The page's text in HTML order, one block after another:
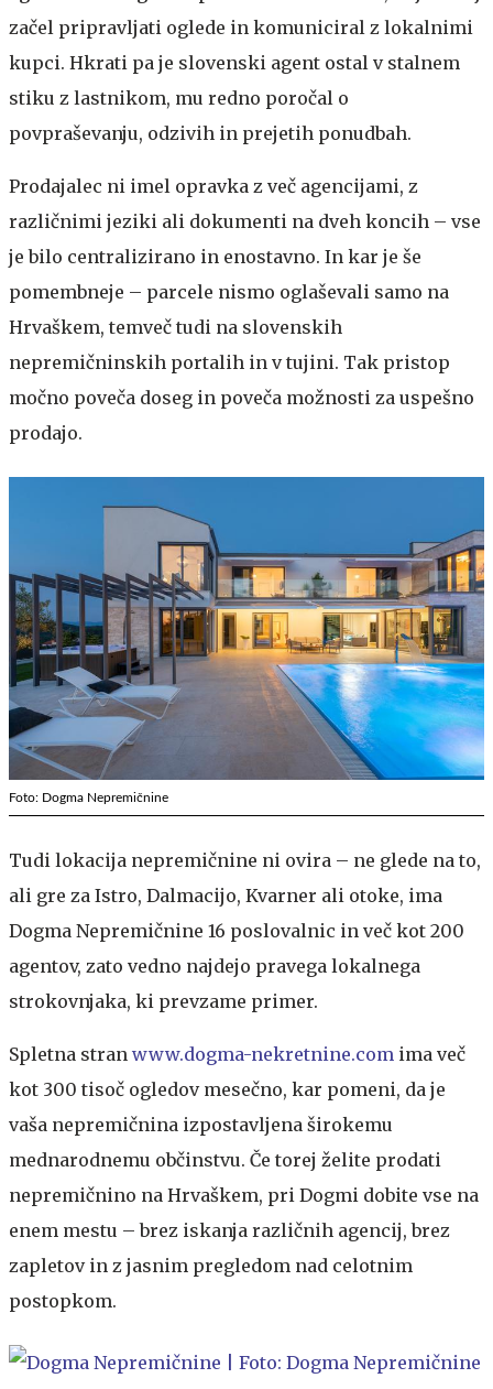
začel pripravljati oglede in komuniciral z lokalnimi
kupci. Hkrati pa je slovenski agent ostal v stalnem
stiku z lastnikom, mu redno poročal o
povpraševanju, odzivih in prejetih ponudbah.
Prodajalec ni imel opravka z več agencijami, z
različnimi jeziki ali dokumenti na dveh koncih – vse
je bilo centralizirano in enostavno. In kar je še
pomembneje – parcele nismo oglaševali samo na
Hrvaškem, temveč tudi na slovenskih
nepremičninskih portalih in v tujini. Tak pristop
močno poveča doseg in poveča možnosti za uspešno
prodajo.
Foto: Dogma Nepremičnine
Tudi lokacija nepremičnine ni ovira – ne glede na to,
ali gre za Istro, Dalmacijo, Kvarner ali otoke, ima
Dogma Nepremičnine 16 poslovalnic in več kot 200
agentov, zato vedno najdejo pravega lokalnega
strokovnjaka, ki prevzame primer.
Spletna stran www.dogma-nekretnine.com ima več
kot 300 tisoč ogledov mesečno, kar pomeni, da je
vaša nepremičnina izpostavljena širokemu
mednarodnemu občinstvu. Če torej želite prodati
nepremičnino na Hrvaškem, pri Dogmi dobite vse na
enem mestu – brez iskanja različnih agencij, brez
zapletov in z jasnim pregledom nad celotnim
postopkom.